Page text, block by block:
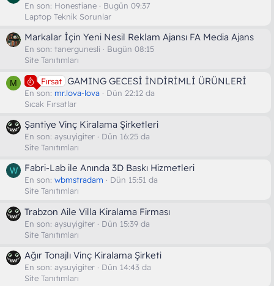
En son: Honestiane
Bugün 09:37
Laptop Teknik Sorunlar
Markalar İçin Yeni Nesil Reklam Ajansı FA Media Ajans
En son: tanergunesli
Bugün 08:15
Site Tanıtımları
M Fırsat GAMING GECESİ İNDİRİMLİ ÜRÜNLERİ
En son: mr.lova-lova
Dün 22:12 da
Sıcak Fırsatlar
Şantiye Vinç Kiralama Şirketleri
En son: aysuyigiter
Dün 16:25 da
Site Tanıtımları
W Fabri-Lab ile Anında 3D Baskı Hizmetleri
En son: wbmstradam
Dün 15:51 da
Site Tanıtımları
Trabzon Aile Villa Kiralama Firması
En son: aysuyigiter
Dün 15:39 da
Site Tanıtımları
Ağır Tonajlı Vinç Kiralama Şirketi
En son: aysuyigiter
Dün 14:43 da
Site Tanıtımları